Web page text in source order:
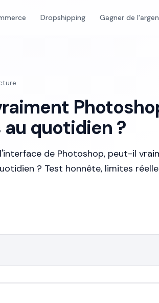
Dropshipping Gagner de
quotidien ?
de Photoshop, peut-il
? Test honnête, limites